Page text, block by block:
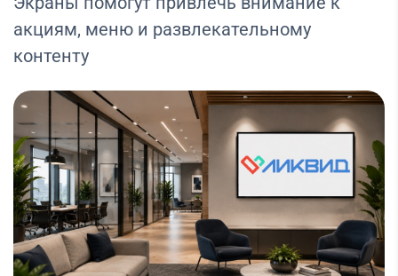
акциям, меню и развлекательному
контенту